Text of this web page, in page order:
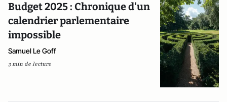
Budget 2025 : Chronique d'un
calendrier parlementaire
impossible
Samuel Le Goff
3 min de lecture